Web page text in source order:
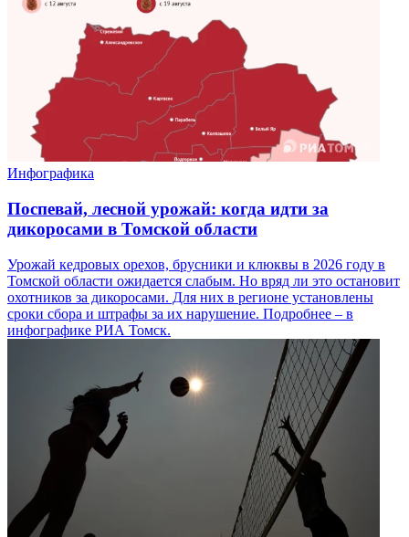
Инфографика
Поспевай, лесной урожай: когда идти за
дикоросами в Томской области
Урожай кедровых орехов, брусники и клюквы в 2026 году в
Томской области ожидается слабым. Но вряд ли это остановит
охотников за дикоросами. Для них в регионе установлены
сроки сбора и штрафы за их нарушение. Подробнее – в
инфографике РИА Томск.